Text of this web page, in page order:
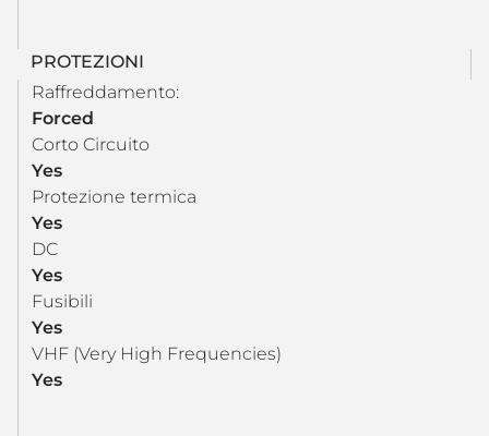
PROTEZIONI
Raffreddamento:
Forced
Corto Circuito
Yes
Protezione termica
Yes
DC
Yes
Fusibili
Yes
VHF (Very High Frequencies)
Yes